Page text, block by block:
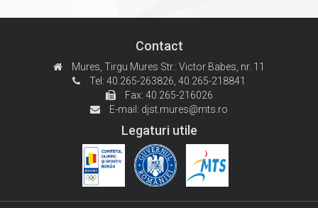
Contact
Mures, Tirgu Mures Str.: Victor Babes, nr. 11
Tel: 40.265-263826, 40.265-218841
Fax: 40.265-216026
E-mail: djst.mures@mts.ro
Legaturi utile